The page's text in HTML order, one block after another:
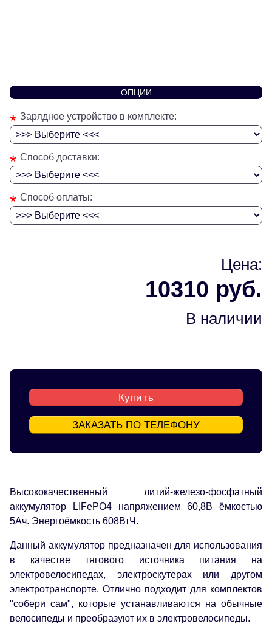
ОПЦИИ
* Зарядное устройство в комплекте:
* Способ доставки:
* Способ оплаты:
Цена:
10310 руб.
В наличии
Купить
ЗАКАЗАТЬ ПО ТЕЛЕФОНУ
Высококачественный литий-железо-фосфатный
аккумулятор LIFePO4 напряжением 60,8В ёмкостью
5Ач. Энергоёмкость 608ВтЧ.
Данный аккумулятор предназначен для использования
в качестве тягового источника питания на
электровелосипедах, электроскутерах или другом
электротранспорте. Отлично подходит для комплектов
"собери сам", которые устанавливаются на обычные
велосипеды и преобразуют их в электровелосипеды.